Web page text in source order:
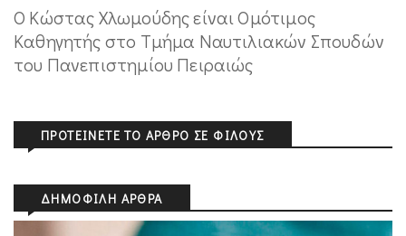
Ο Κώστας Χλωμούδης είναι Ομότιμος
Καθηγητής στο Τμήμα Ναυτιλιακών Σπουδών
του Πανεπιστημίου Πειραιώς
ΠΡΟΤΕΊΝΕΤΕ ΤΟ ΆΡΘΡΟ ΣΕ ΦΊΛΟΥΣ
ΔΗΜΟΦΙΛΉ ΆΡΘΡΑ